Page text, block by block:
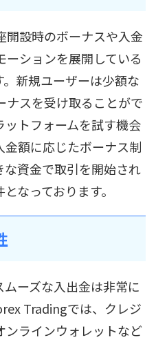
開設時のボーナスや入金
ションを展開している
新規ユーザーは少額な
ナスを受け取ることがで
ットフォームを試す機会
額に応じたボーナス制
資金で取引を開始され
なっております。
ーズな入出金は非常に
Tradingでは、クレジ
ンラインウォレットなど